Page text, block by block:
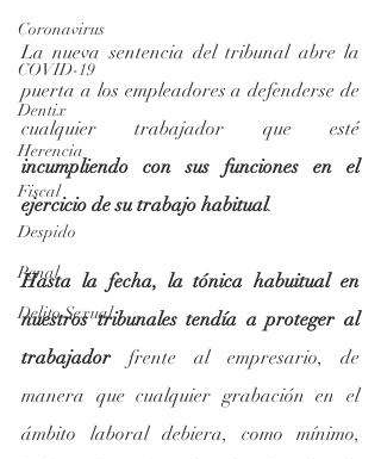
Coronavirus
COVID-19
Dentix
Herencia
Fiscal
Despido
Penal
Delito Sexual
La nueva sentencia del tribunal abre la
puerta a los empleadores a defenderse de
incumpliendo con sus funciones en el
ejercicio de su trabajo habitual.
Hasta la fecha, la tónica habuitual en
nuestros tribunales tendía a proteger al
trabajador frente al empresario, de
manera que cualquier grabación en el
ámbito laboral debiera, como mínimo,